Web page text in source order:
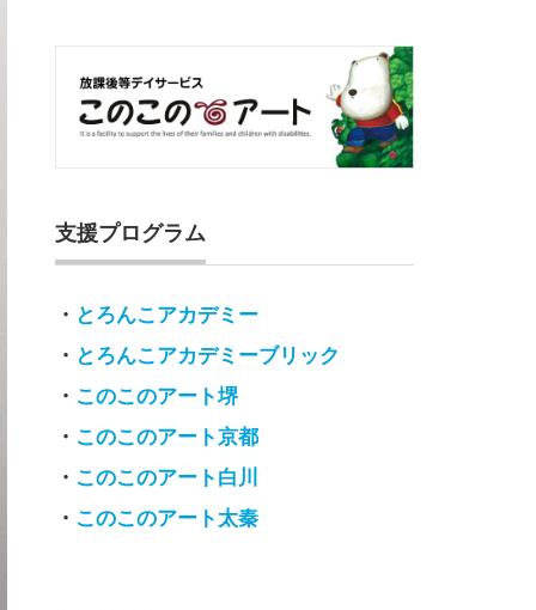
支援プログラム
・ とろんこアカデミー
・ とろんこアカデミーブリック
・ このこのアート堺
・ このこのアート京都
・ このこのアート白川
・ このこのアート太秦